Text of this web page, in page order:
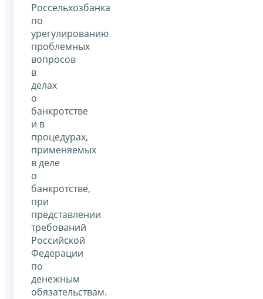
Россельхозбанка
по
урегулированию
проблемных
вопросов
в
делах
о
банкротстве
и в
процедурах,
применяемых
в деле
о
банкротстве,
при
представлении
требований
Российской
Федерации
по
денежным
обязательствам.